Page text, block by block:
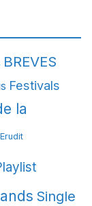
BREVES
Festivals
la
Single